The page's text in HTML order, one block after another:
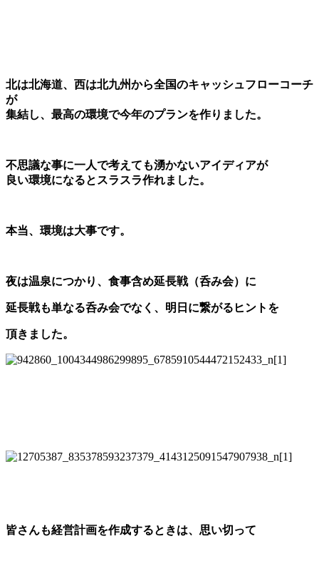
北は北海道、西は北九州から全国のキャッシュフローコーチ
が
集結し、最高の環境で今年のプランを作りました。
不思議な事に一人で考えても湧かないアイディアが
良い環境になるとスラスラ作れました。
本当、環境は大事です。
夜は温泉につかり、食事含め延長戦（呑み会）に
延長戦も単なる呑み会でなく、明日に繋がるヒントを
頂きました。
皆さんも経営計画を作成するときは、思い切って